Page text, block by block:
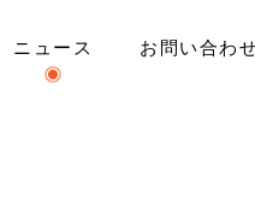
ニュース お問い合わ